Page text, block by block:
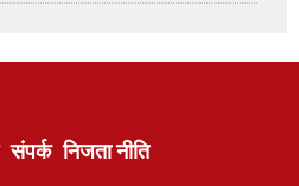
संपर्क निजता नीति